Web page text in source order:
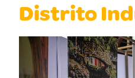
Distrito